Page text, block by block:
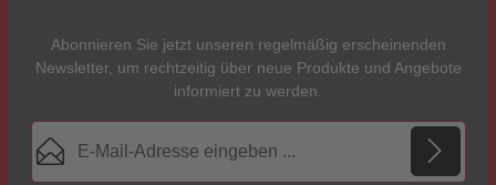
Abonnieren Sie jetzt unseren regelmäßig erscheinenden
Newsletter, um rechtzeitig über neue Produkte und Angebote
informiert zu werden.
E-Mail-Adresse*